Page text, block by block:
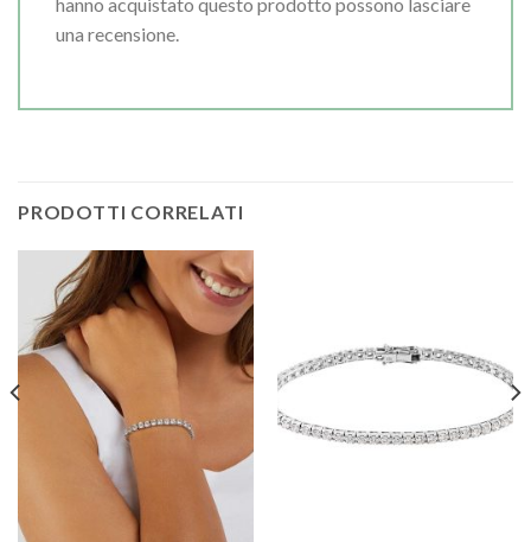
una recensione.
PRODOTTI CORRELATI